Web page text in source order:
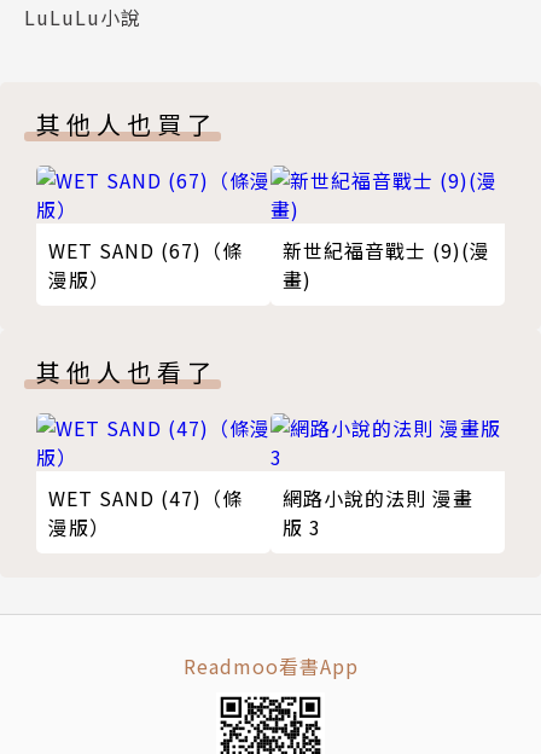
LuLuLu小說
其他人也買了
WET SAND (67)（條
漫版）
新世紀福音戰士 (9)(漫
畫)
其他人也看了
WET SAND (47)（條
漫版）
網路小說的法則 漫畫
版 3
Readmoo看書App